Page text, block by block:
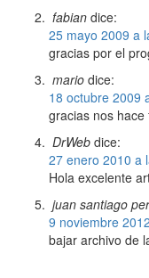
fabian dice:
25 mayo 2009 a
gracias por el
mario dice:
18 octubre 2009
gracias nos
DrWeb dice:
27 enero 2010 a
Hola excelente
juan santiago
9 noviembre
bajar archivo de